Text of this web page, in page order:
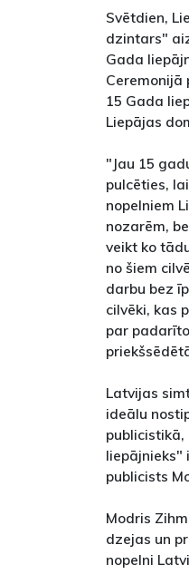
Svētdien,
dzintars"
Gada
Ceremonijā
15 Gada
Liepājas
"Jau 15
pulcēties,
nopelniem
nozarēm,
veikt ko
no šiem
darbu bez
cilvēki, kas
par
Latvijas
ideālu
liepājnieks"
publicists
Modris
dzejas un
nopelni